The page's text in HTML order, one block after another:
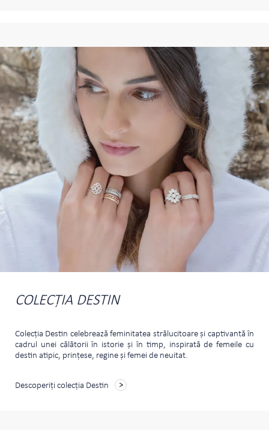
COLECȚIA DESTIN
Colecţia Destin celebrează feminitatea strălucitoare şi captivantă în
cadrul unei călătorii în istorie şi în timp, inspirată de femeile cu
destin atipic, prinţese, regine şi femei de neuitat.
Descoperiți colecția Destin